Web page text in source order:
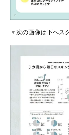
▼次の画像は下へス